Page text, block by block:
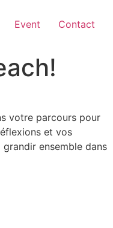
Event Contact
votre parcours pour
et vos
ensemble dans